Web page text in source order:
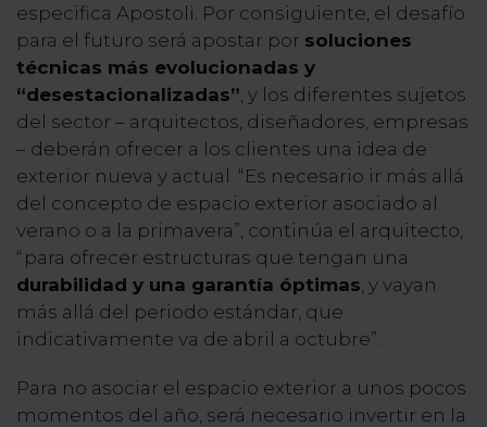
especifica Apostoli. Por consiguiente, el desafío
para el futuro será apostar por soluciones
técnicas más evolucionadas y
“desestacionalizadas” y los diferentes sujetos
del sector – arquitectos, diseñadores, empresas
– deberán ofrecer a los clientes una idea de
exterior nueva y actual. “Es necesario ir más allá
del concepto de espacio exterior asociado al
verano o a la primavera”, continúa el arquitecto,
“para ofrecer estructuras que tengan una
durabilidad y una garantía óptimas , y vayan
más allá del periodo estándar, que
indicativamente va de abril a octubre”.
Para no asociar el espacio exterior a unos pocos
momentos del año, será necesario invertir en la